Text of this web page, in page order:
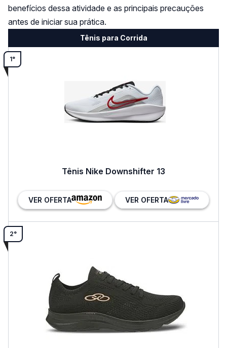
benefícios dessa atividade e as principais precauções
antes de iniciar sua prática.
Tênis para Corrida
1°
Tênis Nike Downshifter 13
VER OFERTA VER OFERTA
2°